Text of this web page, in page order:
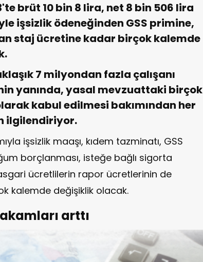
brüt 10 bin 8 lira, net 8 bin 506 lira
işsizlik ödeneğinden GSS primine,
staj ücretine kadar birçok kalemde
7 milyondan fazla çalışanı
yanında, yasal mevzuattaki birçok
kabul edilmesi bakımından her
ilgilendiriyor.
işsizlik maaşı, kıdem tazminatı, GSS
borçlanması, isteğe bağlı sigorta
ücretlilerin rapor ücretlerinin de
kalemde değişiklik olacak.
arttı